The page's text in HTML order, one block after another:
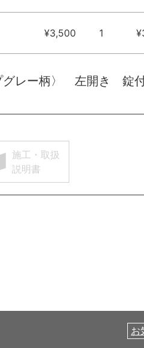
¥3,500 1
グレー柄〉 左開き 錠
施工・取扱
説明書
お